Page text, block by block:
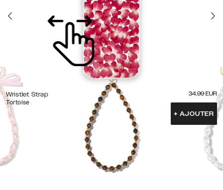
Wristlet Strap
Tortoise
34.99 EUR
+ AJOUTER